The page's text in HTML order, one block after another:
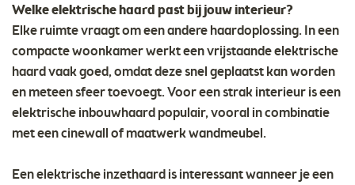
Welke elektrische haard past bij jouw interieur?
Elke ruimte vraagt om een andere haardoplossing. In een
compacte woonkamer werkt een vrijstaande elektrische
haard vaak goed, omdat deze snel geplaatst kan worden
en meteen sfeer toevoegt. Voor een strak interieur is een
elektrische inbouwhaard populair, vooral in combinatie
met een cinewall of maatwerk wandmeubel.
Een elektrische inzethaard is interessant wanneer je een